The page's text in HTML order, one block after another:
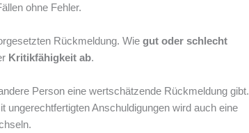
ohne Fehler.
Rückmeldung. Wie gut oder schlecht
Kritikfähigkeit ab.
Person eine wertschätzende Rückmeldung gibt.
Anschuldigungen wird auch eine